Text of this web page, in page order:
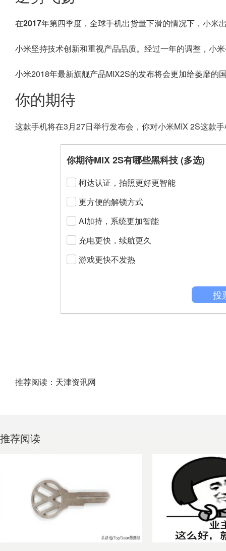
在2017年第四季度，全球手机出货量下滑的情况下，小米
小米坚持技术创新和重视产品品质。经过一年的调整， 小
小米2018年最新旗舰产品MIX2S的发布将会更加给萎靡的
你的期待
这款手机将在3月27日举行发布会，你对小米MIX 2S这款
你期待MIX 2S有哪些黑科技 (多选)
柯达认证，拍照更好更智能
更方便的解锁方式
AI加持，系统更加智能
充电更快，续航更久
游戏更快不发热
投
推荐阅读： 天津资讯网
推荐阅读